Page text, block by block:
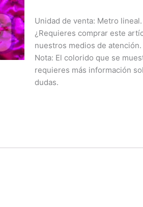
Unidad de venta: Metro lineal.
¿Requieres comprar este
nuestros medios de atención.
Nota: El colorido que se
requieres más información
dudas.